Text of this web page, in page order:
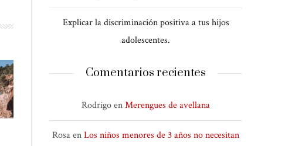
Explicar la discriminación positiva a tus hijos
adolescentes.
Comentarios recientes
RodrigoenMerengues de avellana
RosaenLos niños menores de 3 años no necesitan